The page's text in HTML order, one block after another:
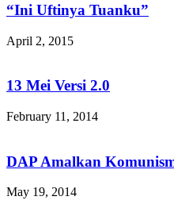
“Ini Uftinya Tuanku”
April 2, 2015
13 Mei Versi 2.0
February 11, 2014
DAP Amalkan
May 19, 2014